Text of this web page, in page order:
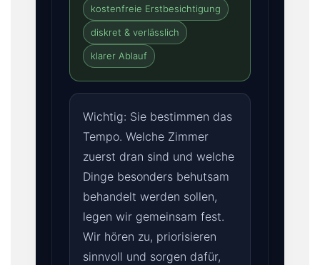
kostenfreie Erstbesichtigung
diskret & verlässlich
klarer Ablauf
Wichtig: Sie bestimmen das
Tempo. Welche Zimmer
zuerst dran sind und welche
Dinge besonders behutsam
behandelt werden sollen,
legen wir gemeinsam fest.
Wir hören zu, priorisieren
sinnvoll und sorgen dafür,